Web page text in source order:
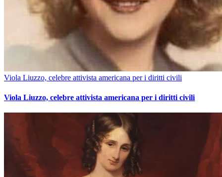
Viola Liuzzo, celebre attivista americana per i diritti civili
Viola Liuzzo, celebre attivista americana per i diritti civili